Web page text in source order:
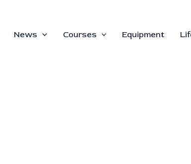
News Courses Equipment